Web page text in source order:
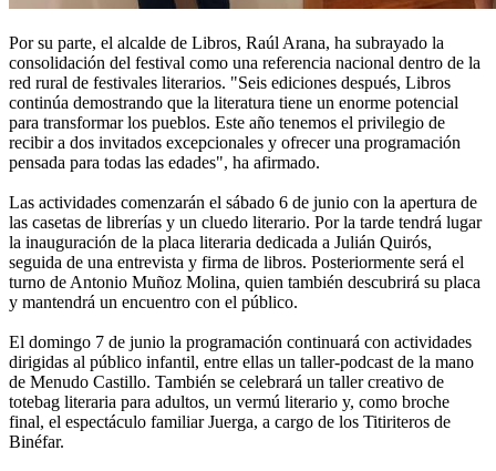
Por su parte, el alcalde de Libros, Raúl Arana, ha subrayado la
consolidación del festival como una referencia nacional dentro de la
red rural de festivales literarios. "Seis ediciones después, Libros
continúa demostrando que la literatura tiene un enorme potencial
para transformar los pueblos. Este año tenemos el privilegio de
recibir a dos invitados excepcionales y ofrecer una programación
pensada para todas las edades", ha afirmado.
Las actividades comenzarán el sábado 6 de junio con la apertura de
las casetas de librerías y un cluedo literario. Por la tarde tendrá lugar
la inauguración de la placa literaria dedicada a Julián Quirós,
seguida de una entrevista y firma de libros. Posteriormente será el
turno de Antonio Muñoz Molina, quien también descubrirá su placa
y mantendrá un encuentro con el público.
El domingo 7 de junio la programación continuará con actividades
dirigidas al público infantil, entre ellas un taller-podcast de la mano
de Menudo Castillo. También se celebrará un taller creativo de
totebag literaria para adultos, un vermú literario y, como broche
final, el espectáculo familiar Juerga, a cargo de los Titiriteros de
Binéfar.